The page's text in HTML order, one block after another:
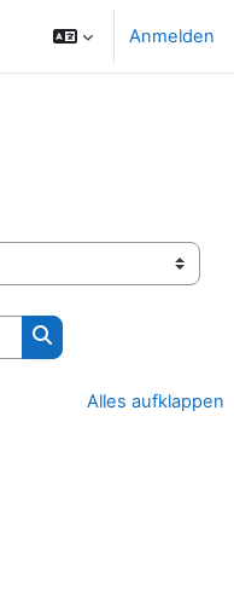
Anmelden
Kurse suchen
Alles aufklappen